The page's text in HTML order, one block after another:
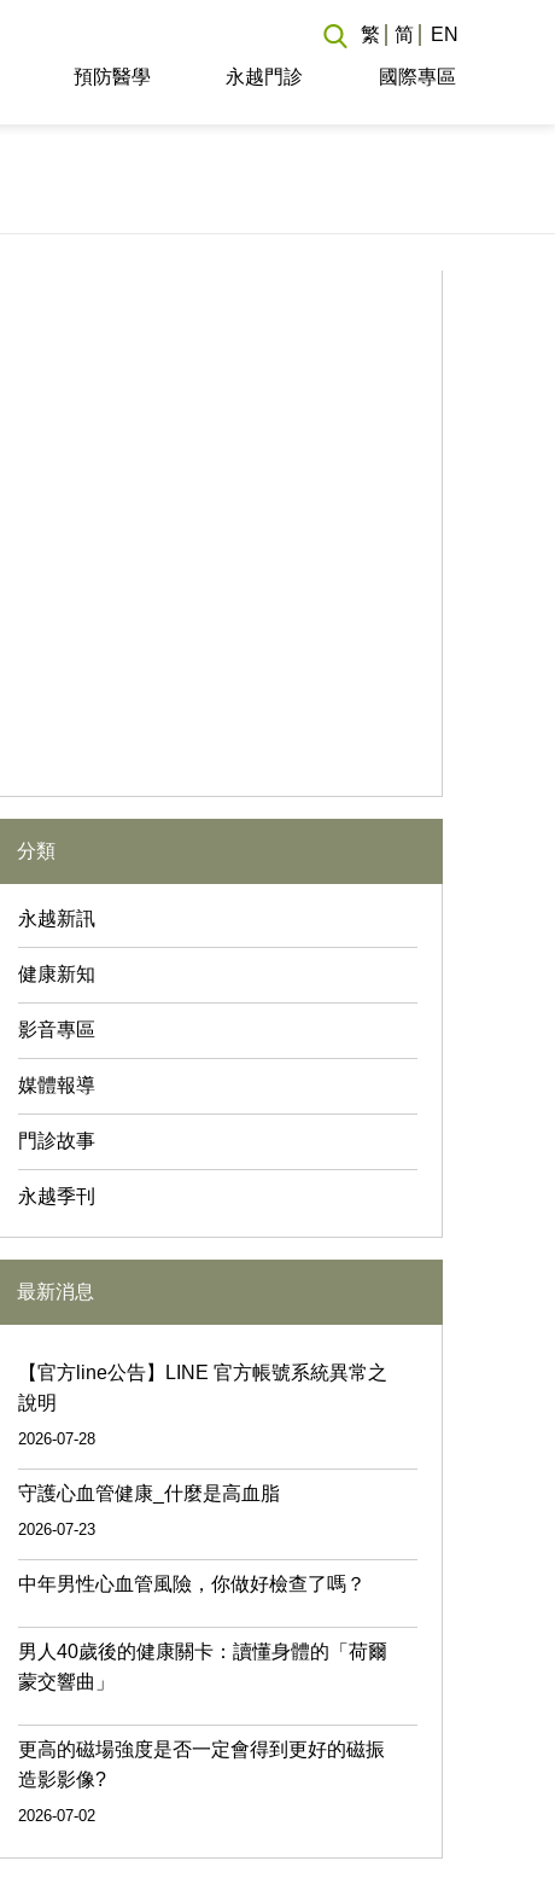
預防醫學 永越門診 國際專區
繁 简 EN
分類
永越新訊
健康新知
影音專區
媒體報導
門診故事
永越季刊
最新消息
【官方line公告】LINE 官方帳號系統異常之
說明
2026-07-28
守護心血管健康_什麼是高血脂
2026-07-23
中年男性心血管風險，你做好檢查了嗎？
男人40歲後的健康關卡：讀懂身體的「荷爾
蒙交響曲」
更高的磁場強度是否一定會得到更好的磁振
造影影像?
2026-07-02